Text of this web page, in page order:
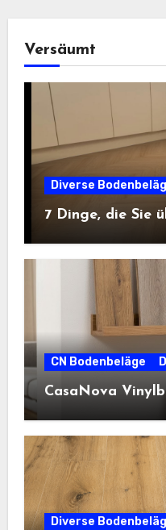
Versäumt
Diverse
7 Dinge, die Sie
CN Bodenbeläge
CasaNova
Diverse